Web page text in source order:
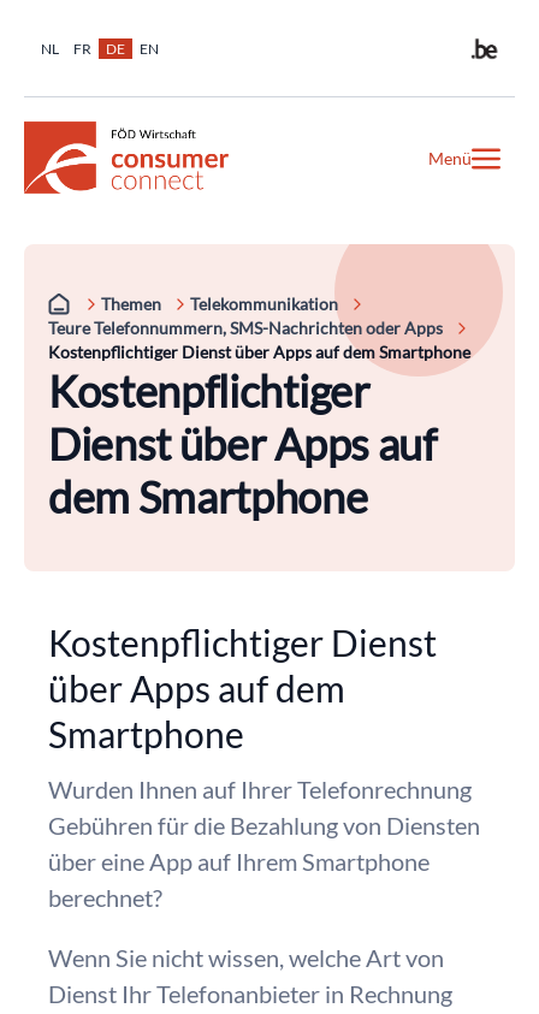
NL FR DE EN
Menü
Themen
Telekommunikation
Teure Telefonnummern, SMS-Nachrichten oder Apps
Kostenpflichtiger Dienst über Apps auf dem Smartphone
Kostenpflichtiger
Dienst über Apps auf
dem Smartphone
Kostenpflichtiger Dienst
über Apps auf dem
Smartphone
Wurden Ihnen auf Ihrer Telefonrechnung
Gebühren für die Bezahlung von Diensten
über eine App auf Ihrem Smartphone
berechnet?
Wenn Sie nicht wissen, welche Art von
Dienst Ihr Telefonanbieter in Rechnung